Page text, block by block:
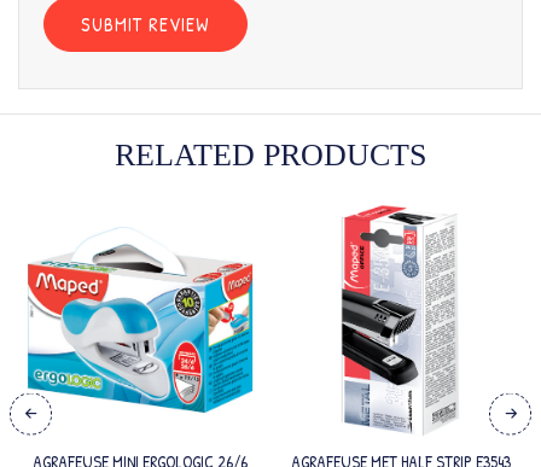
RELATED PRODUCTS
AGRAFEUSE MINI ERGOLOGIC 26/6 AGRAFEUSE MET HALF STRIP E3543